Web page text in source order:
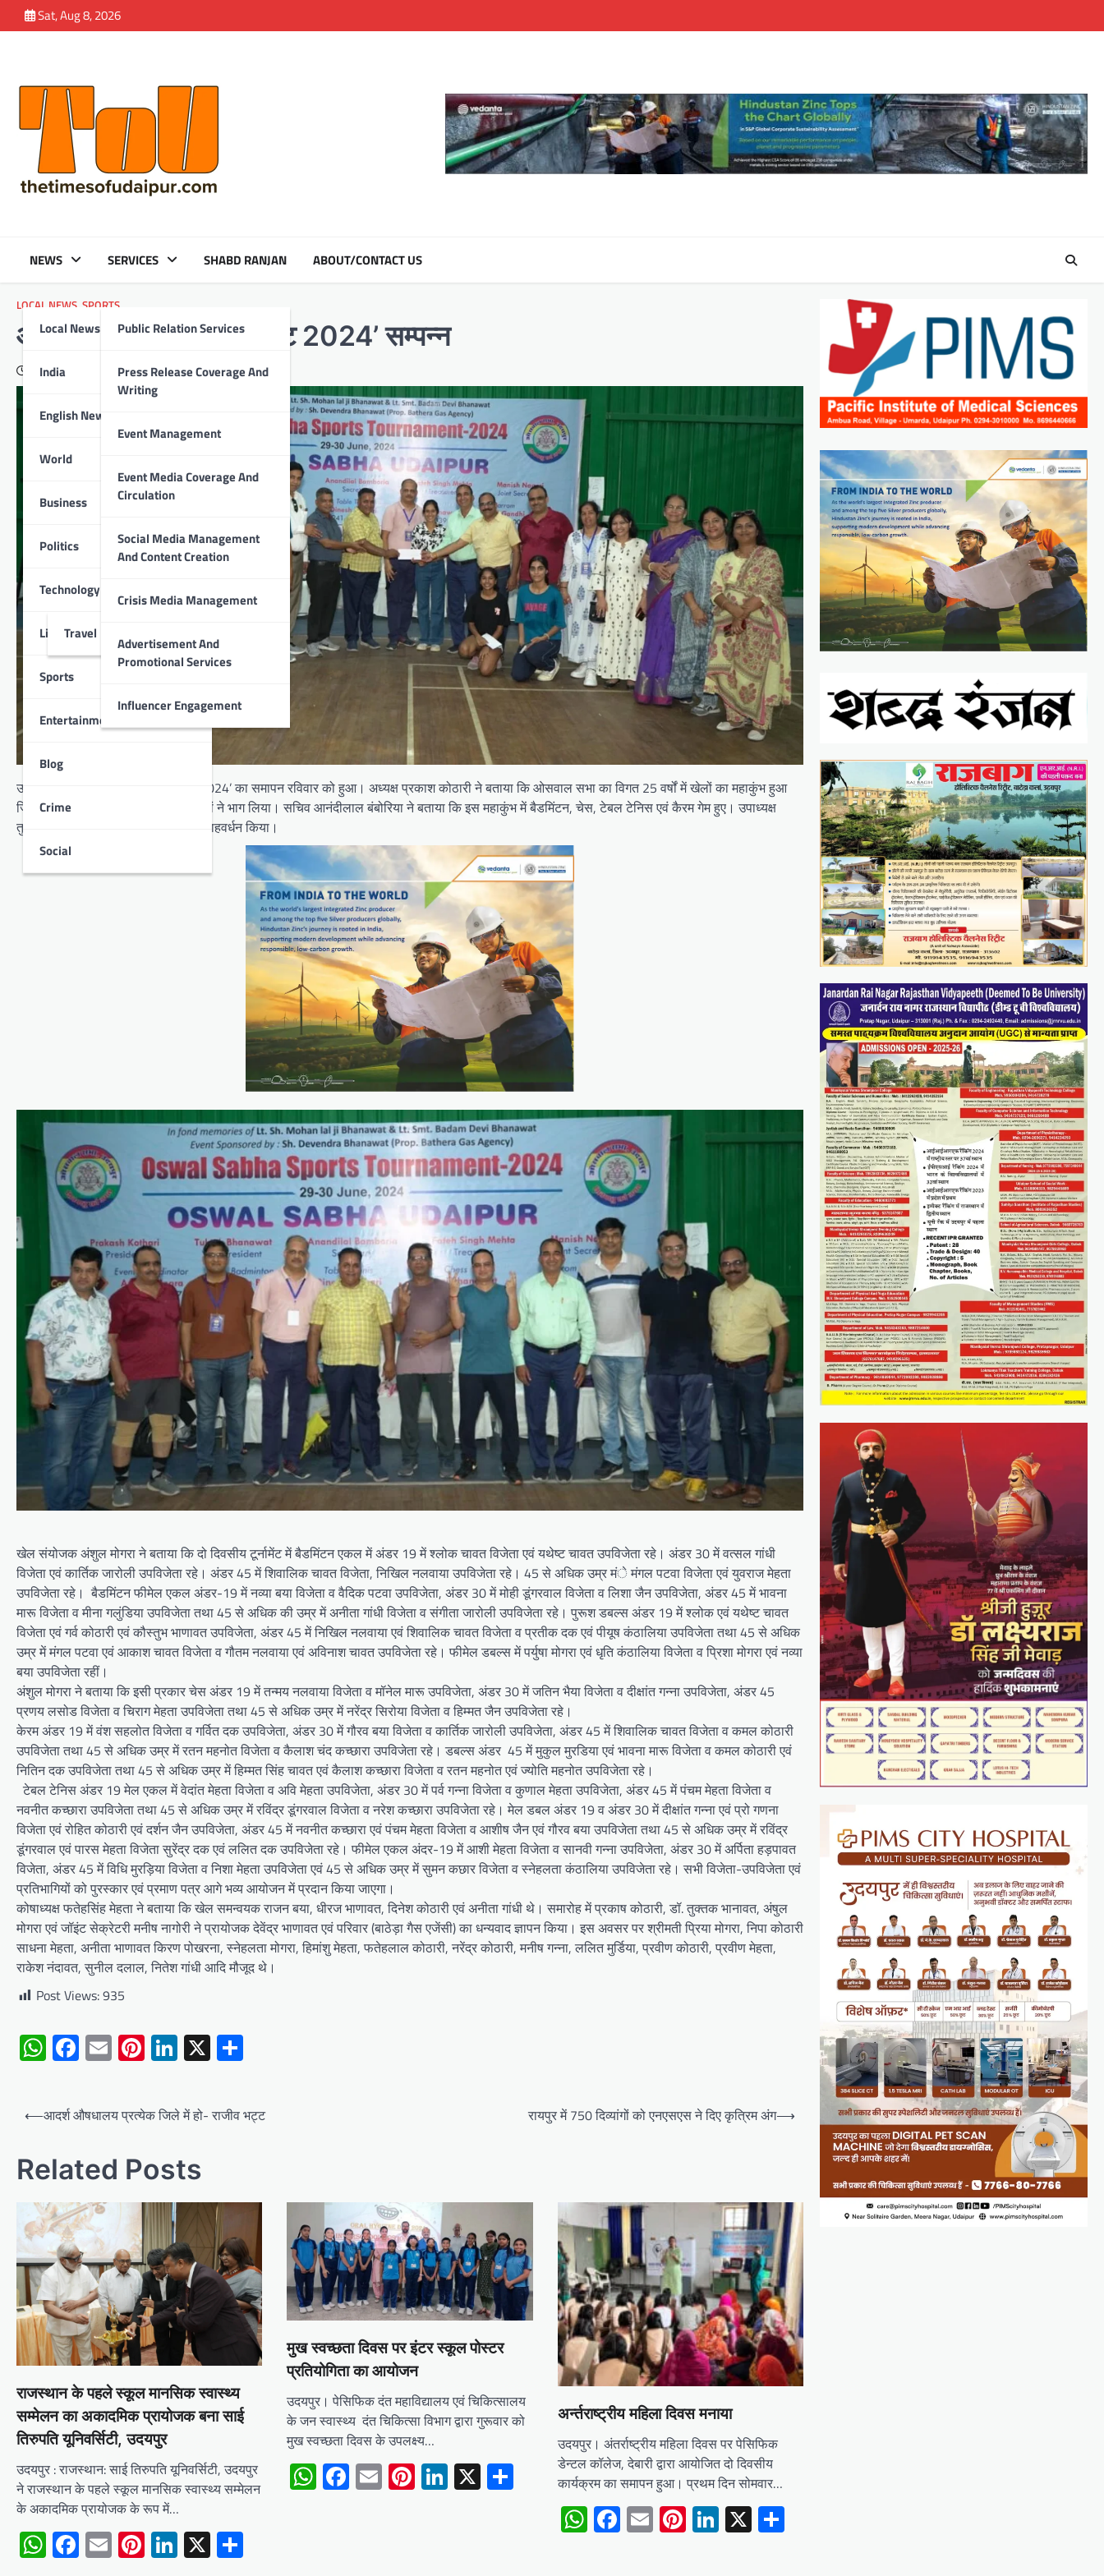
to
Sat, Aug 8, 2026
NEWS
Local News
India
English News
World
Business
Politics
Technology
Lifestyle
Travel
Sports
Entertainment
Blog
Crime
Social
SERVICES
Public Relation Services
Press Release Coverage And
Writing
Event Management
Event Media Coverage And
Circulation
Social Media Management
And Content Creation
Crisis Media Management
Advertisement And
Promotional Services
Influencer Engagement
SHABD RANJAN ABOUT/CONTACT US
LOCAL NEWS SPORTS
ओसवाल सभा स्पोर्ट्स टूर्नामेंट 2024’ सम्पन्न
June 30, 2024
उदयपुर। ओसवाल सभा स्पोर्ट्स टूर्नामेंट 2024’ का समापन रविवार को हुआ। अध्यक्ष प्रकाश कोठारी ने बताया कि ओसवाल सभा का विगत 25 वर्षों में खेलों का महाकुंभ हुआ
जिसमें समाज के 350 से ज्यादा प्रतिभागियों ने भाग लिया। सचिव आनंदीलाल बंबोरिया ने बताया कि इस महाकुंभ में बैडमिंटन, चेस, टेबल टेनिस एवं कैरम गेम हुए। उपाध्यक्ष
तुक्तक भानावत ने सभी खिलाड़ियों का उत्साहवर्धन किया।
खेल संयोजक अंशुल मोगरा ने बताया कि दो दिवसीय टूर्नामेंट में बैडमिंटन एकल में अंडर 19 में श्लोक चावत विजेता एवं यथेष्ट चावत उपविजेता रहे। अंडर 30 में वत्सल गांधी
विजेता एवं कार्तिक जारोली उपविजेता रहे। अंडर 45 में शिवालिक चावत विजेता, निखिल नलवाया उपविजेता रहे। 45 से अधिक उम्र मंे मंगल पटवा विजेता एवं युवराज मेहता
उपविजेता रहे। बैडमिंटन फीमेल एकल अंडर-19 में नव्या बया विजेता व वैदिक पटवा उपविजेता, अंडर 30 में मोही डूंगरवाल विजेता व लिशा जैन उपविजेता, अंडर 45 में भावना
मारू विजेता व मीना गलुंडिया उपविजेता तथा 45 से अधिक की उम्र में अनीता गांधी विजेता व संगीता जारोली उपविजेता रहे। पुरूश डबल्स अंडर 19 में श्लोक एवं यथेष्ट चावत
विजेता एवं गर्व कोठारी एवं कौस्तुभ भाणावत उपविजेता, अंडर 45 में निखिल नलवाया एवं शिवालिक चावत विजेता व प्रतीक दक एवं पीयूष कंठालिया उपविजेता तथा 45 से अधिक
उम्र में मंगल पटवा एवं आकाश चावत विजेता व गौतम नलवाया एवं अविनाश चावत उपविजेता रहे। फीमेल डबल्स में पर्युषा मोगरा एवं धृति कंठालिया विजेता व प्रिशा मोगरा एवं नव्या
बया उपविजेता रहीं।
अंशुल मोगरा ने बताया कि इसी प्रकार चेस अंडर 19 में तन्मय नलवाया विजेता व मॉनेल मारू उपविजेता, अंडर 30 में जतिन भैया विजेता व दीक्षांत गन्ना उपविजेता, अंडर 45
प्रणय लसोड विजेता व चिराग मेहता उपविजेता तथा 45 से अधिक उम्र में नरेंद्र सिरोया विजेता व हिम्मत जैन उपविजेता रहे।
केरम अंडर 19 में वंश सहलोत विजेता व गर्वित दक उपविजेता, अंडर 30 में गौरव बया विजेता व कार्तिक जारोली उपविजेता, अंडर 45 में शिवालिक चावत विजेता व कमल कोठारी
उपविजेता तथा 45 से अधिक उम्र में रतन महनोत विजेता व कैलाश चंद कच्छारा उपविजेता रहे। डबल्स अंडर 45 में मुकुल मुरडिया एवं भावना मारू विजेता व कमल कोठारी एवं
नितिन दक उपविजेता तथा 45 से अधिक उम्र में हिम्मत सिंह चावत एवं कैलाश कच्छारा विजेता व रतन महनोत एवं ज्योति महनोत उपविजेता रहे।
टेबल टेनिस अंडर 19 मेल एकल में वेदांत मेहता विजेता व अवि मेहता उपविजेता, अंडर 30 में पर्व गन्ना विजेता व कुणाल मेहता उपविजेता, अंडर 45 में पंचम मेहता विजेता व
नवनीत कच्छारा उपविजेता तथा 45 से अधिक उम्र में रविंद्र डूंगरवाल विजेता व नरेश कच्छारा उपविजेता रहे। मेल डबल अंडर 19 व अंडर 30 में दीक्षांत गन्ना एवं प्रो गणना
विजेता एवं रोहित कोठारी एवं दर्शन जैन उपविजेता, अंडर 45 में नवनीत कच्छारा एवं पंचम मेहता विजेता व आशीष जैन एवं गौरव बया उपविजेता तथा 45 से अधिक उम्र में रविंद्र
डूंगरवाल एवं पारस मेहता विजेता सुरेंद्र दक एवं ललित दक उपविजेता रहे। फीमेल एकल अंदर-19 में आशी मेहता विजेता व सानवी गन्ना उपविजेता, अंडर 30 में अर्पिता हड़पावत
विजेता, अंडर 45 में विधि मुरड़िया विजेता व निशा मेहता उपविजेता एवं 45 से अधिक उम्र में सुमन कछार विजेता व स्नेहलता कंठालिया उपविजेता रहे। सभी विजेता-उपविजेता एवं
प्रतिभागियों को पुरस्कार एवं प्रमाण पत्र आगे भव्य आयोजन में प्रदान किया जाएगा।
कोषाध्यक्ष फतेहसिंह मेहता ने बताया कि खेल समन्वयक राजन बया, धीरज भाणावत, दिनेश कोठारी एवं अनीता गांधी थे। समारोह में प्रकाष कोठारी, डॉ. तुक्तक भानावत, अंषुल
मोगरा एवं जॉइंट सेक्रेटरी मनीष नागोरी ने प्रायोजक देवेंद्र भाणावत एवं परिवार (बाठेड़ा गैस एजेंसी) का धन्यवाद ज्ञापन किया। इस अवसर पर श्रीमती प्रिया मोगरा, निपा कोठारी
साधना मेहता, अनीता भाणावत किरण पोखरना, स्नेहलता मोगरा, हिमांशु मेहता, फतेहलाल कोठारी, नरेंद्र कोठारी, मनीष गन्ना, ललित मुर्डिया, प्रवीण कोठारी, प्रवीण मेहता,
राकेश नंदावत, सुनील दलाल, नितेश गांधी आदि मौजूद थे।
Post Views:935
WhatsApp
Facebook
EmailPinterest
LinkedIn
X
Post
⟵आदर्श औषधालय प्रत्येक जिले में हो- राजीव भट्ट रायपुर में 750 दिव्यांगों को एनएसएस ने दिए कृत्रिम अंग⟶
Related Posts
राजस्थान के पहले स्कूल मानसिक स्वास्थ्य
सम्मेलन का अकादमिक प्रायोजक बना साई
तिरुपति यूनिवर्सिटी, उदयपुर
उदयपुर : राजस्थान: साई तिरुपति यूनिवर्सिटी, उदयपुर
ने राजस्थान के पहले स्कूल मानसिक स्वास्थ्य सम्मेलन
के अकादमिक प्रायोजक के रूप में…
WhatsApp
Facebook
EmailPinterest
LinkedIn
X
मुख स्वच्छता दिवस पर इंटर स्कूल पोस्टर
प्रतियोगिता का आयोजन
उदयपुर। पेसिफिक दंत महाविद्यालय एवं चिकित्सालय
के जन स्वास्थ्य दंत चिकित्सा विभाग द्वारा गुरूवार को
मुख स्वच्छता दिवस के उपलक्ष्य…
WhatsApp
Facebook
EmailPinterest
LinkedIn
X Share
अर्न्तराष्ट्रीय महिला दिवस मनाया
उदयपुर। अंतर्राष्ट्रीय महिला दिवस पर पेसिफिक
डेन्टल कॉलेज, देबारी द्वारा आयोजित दो दिवसीय
कार्यक्रम का समापन हुआ। प्रथम दिन सोमवार…
WhatsApp
Facebook
EmailPinterest
LinkedIn
X Share